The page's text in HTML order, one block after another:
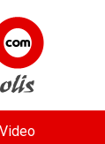
Video